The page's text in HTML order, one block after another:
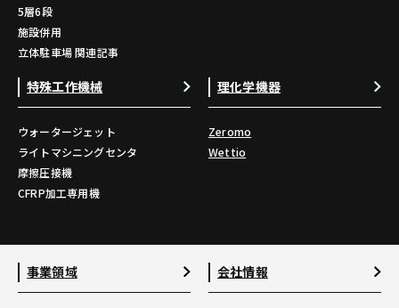
5層6段
施設併用
立体駐車場 関連記事
特殊工作機械
ウォータージェット
ライトマシニングセンタ
摩擦圧接機
CFRP加工専用機
理化学機器
Zeromo
Wettio
事業領域 会社情報